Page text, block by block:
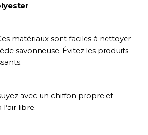
matériaux sont faciles à nettoyer
savonneuse. Évitez les produits
avec un chiffon propre et
l’air libre.